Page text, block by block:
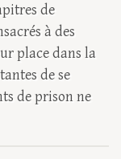
de
à des
place dans la
de se
de prison ne